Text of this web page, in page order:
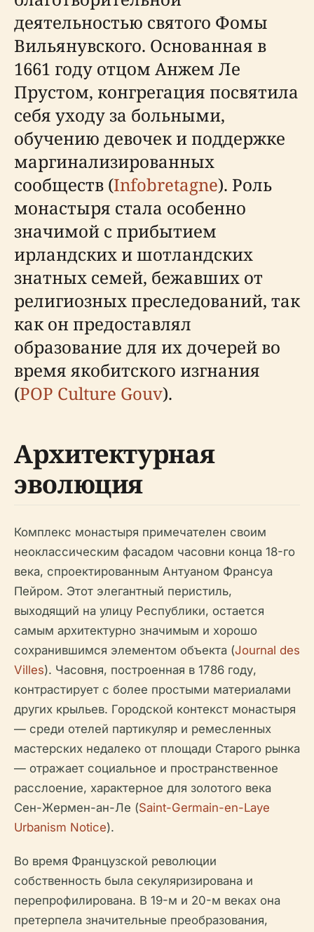
деятельностью святого Фомы
Вильянувского. Основанная в
1661 году отцом Анжем Ле
Прустом, конгрегация посвятила
себя уходу за больными,
обучению девочек и поддержке
маргинализированных
сообществ (Infobretagne). Роль
монастыря стала особенно
значимой с прибытием
ирландских и шотландских
знатных семей, бежавших от
религиозных преследований, так
как он предоставлял
образование для их дочерей во
время якобитского изгнания
(POP Culture Gouv).
Архитектурная
эволюция
Комплекс монастыря примечателен своим
неоклассическим фасадом часовни конца 18-го
века, спроектированным Антуаном Франсуа
Пейром. Этот элегантный перистиль,
выходящий на улицу Республики, остается
самым архитектурно значимым и хорошо
сохранившимся элементом объекта (Journal des
Villes). Часовня, построенная в 1786 году,
контрастирует с более простыми материалами
других крыльев. Городской контекст монастыря
— среди отелей партикуляр и ремесленных
мастерских недалеко от площади Старого рынка
— отражает социальное и пространственное
расслоение, характерное для золотого века
Сен-Жермен-ан-Ле (Saint-Germain-en-Laye
Urbanism Notice).
Во время Французской революции
собственность была секуляризирована и
перепрофилирована. В 19-м и 20-м веках она
претерпела значительные преобразования,